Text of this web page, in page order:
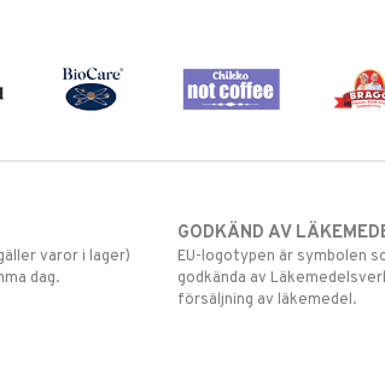
varor i lager)
dag.
GODKÄND AV
EU-logotypen är symbolen
godkända av
försäljning av läkemedel.